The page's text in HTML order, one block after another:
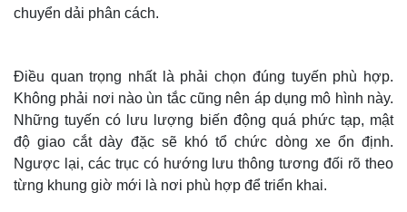
chuyển dải phân cách.
Điều quan trọng nhất là phải chọn đúng tuyến phù hợp.
Không phải nơi nào ùn tắc cũng nên áp dụng mô hình này.
Những tuyến có lưu lượng biến động quá phức tạp, mật
độ giao cắt dày đặc sẽ khó tổ chức dòng xe ổn định.
Ngược lại, các trục có hướng lưu thông tương đối rõ theo
từng khung giờ mới là nơi phù hợp để triển khai.